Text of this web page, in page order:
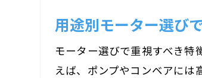
用途別モーター選び
モーター選びで重視すべき特
えば、ポンプやコンベアに